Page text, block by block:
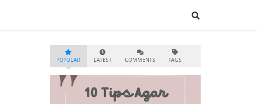
POPULAR LATEST COMMENTS TAGS